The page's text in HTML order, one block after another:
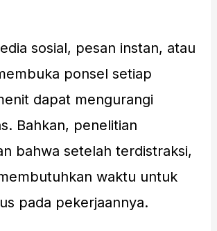
sosial, pesan instan, atau
ponsel setiap
dapat mengurangi
Bahkan, penelitian
bahwa setelah terdistraksi,
waktu untuk
pada pekerjaannya.